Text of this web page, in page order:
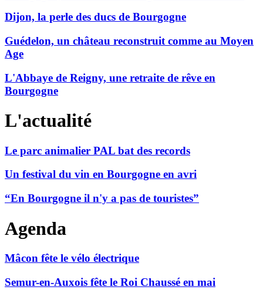
Dijon, la perle des ducs de Bourgogne
Guédelon, un château reconstruit comme au Moyen
Age
L'Abbaye de Reigny, une retraite de rêve en
Bourgogne
L'actualité
Le parc animalier PAL bat des records
Un festival du vin en Bourgogne en avri
“En Bourgogne il n'y a pas de touristes”
Agenda
Mâcon fête le vélo électrique
Semur-en-Auxois fête le Roi Chaussé en mai